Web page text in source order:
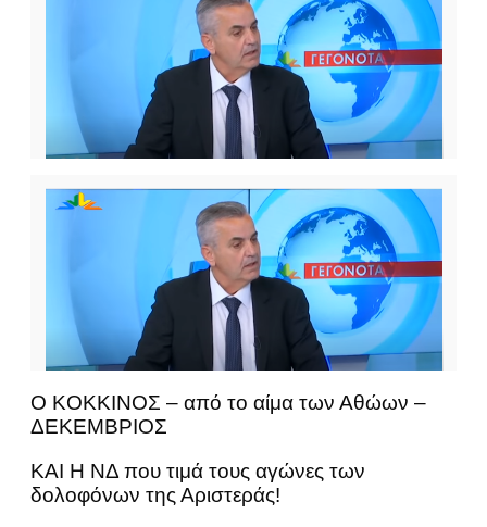
Ο ΚOΚΚΙΝΟΣ – από το αίμα των Αθώων –
ΔΕΚΕΜΒΡΙΟΣ
ΚΑΙ Η ΝΔ που τιμά τους αγώνες των
δολοφόνων της Αριστεράς!